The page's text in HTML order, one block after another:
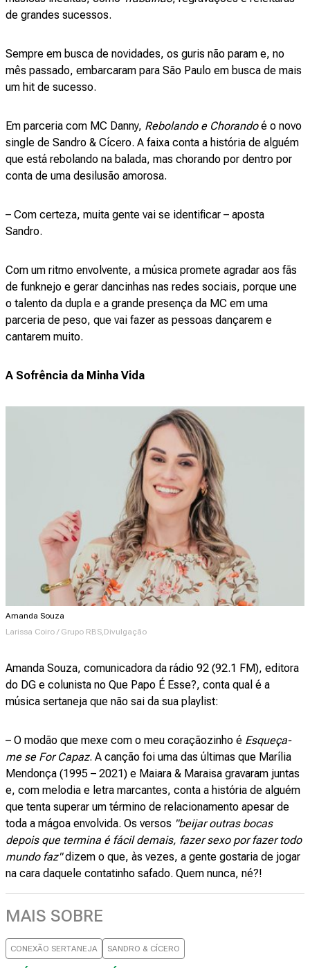
de grandes sucessos.
Sempre em busca de novidades, os guris não param e, no
mês passado, embarcaram para São Paulo em busca de mais
um hit de sucesso.
Em parceria com MC Danny, Rebolando e Chorandoé o novo
single de Sandro & Cícero. A faixa conta a história de alguém
que está rebolando na balada, mas chorando por dentro por
conta de uma desilusão amorosa.
– Com certeza, muita gente vai se identificar – aposta
Sandro.
Com um ritmo envolvente, a música promete agradar aos fãs
de funknejo e gerar dancinhas nas redes sociais, porque une
o talento da dupla e a grande presença da MC em uma
parceria de peso, que vai fazer as pessoas dançarem e
cantarem muito.
A Sofrência da Minha Vida
Amanda Souza
Larissa Coiro / Grupo RBS,Divulgação
Amanda Souza, comunicadora da rádio 92 (92.1 FM), editora
do DG e colunista no Que Papo É Esse?, conta qual é a
música sertaneja que não sai da sua playlist:
– O modão que mexe com o meu coraçãozinho é Esqueça-
me se For Capaz. A canção foi uma das últimas que Marília
Mendonça (1995 – 2021) e Maiara & Maraisa gravaram juntas
e, com melodia e letra marcantes, conta a história de alguém
que tenta superar um término de relacionamento apesar de
toda a mágoa envolvida. Os versos "beijar outras bocas
depois que termina é fácil demais, fazer sexo por fazer todo
mundo faz"dizem o que, às vezes, a gente gostaria de jogar
na cara daquele contatinho safado. Quem nunca, né?!
MAIS SOBRE
CONEXÃO SERTANEJA SANDRO & CÍCERO